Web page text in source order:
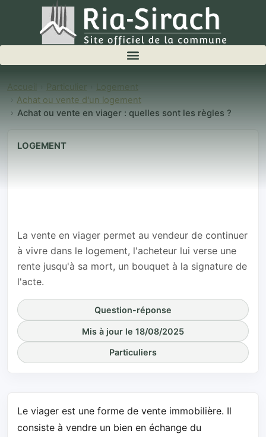
Accueil Particulier
Logement
Achat ou vente d'un logement
Achat ou vente en viager : quelles sont les règles ?
LOGEMENT
Achat ou vente
en viager :
La vente en viager permet au vendeur de continuer
à vivre dans le logement, l'acheteur lui verse une
rente jusqu'à sa mort, un bouquet à la signature de
l'acte.
Question-réponse
Mis à jour le 18/08/2025
Particuliers
Le viager est une forme de vente immobilière. Il
consiste à vendre un bien en échange du